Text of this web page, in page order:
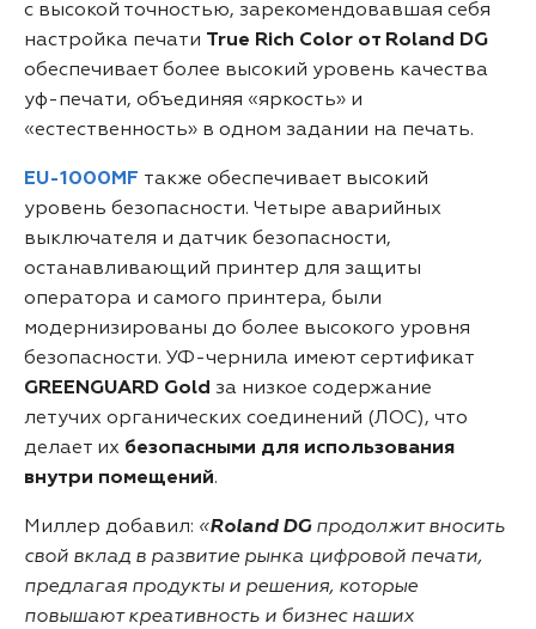
с высокой точностью, зарекомендовавшая себя
настройка печати True Rich Color от Roland DG
обеспечивает более высокий уровень качества
уф-печати, объединяя «яркость» и
«естественность» в одном задании на печать.
EU-1000MF также обеспечивает высокий
уровень безопасности. Четыре аварийных
выключателя и датчик безопасности,
останавливающий принтер для защиты
оператора и самого принтера, были
модернизированы до более высокого уровня
безопасности. УФ-чернила имеют сертификат
GREENGUARD Gold за низкое содержание
летучих органических соединений (ЛОС), что
делает их безопасными для использования
внутри помещений.
Миллер добавил: «Roland DGпродолжит вносить
свой вклад в развитие рынка цифровой печати,
предлагая продукты и решения, которые
повышают креативность и бизнес наших